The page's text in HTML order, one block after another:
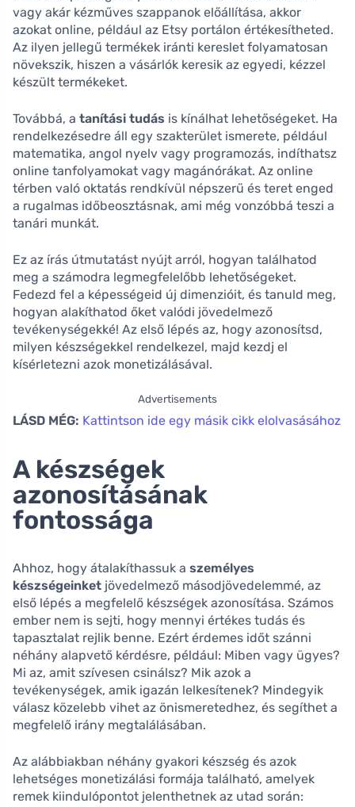
vagy akár kézműves szappanok előállítása, akkor
azokat online, például az Etsy portálon értékesítheted.
Az ilyen jellegű termékek iránti kereslet folyamatosan
növekszik, hiszen a vásárlók keresik az egyedi, kézzel
készült termékeket.
Továbbá, a tanítási tudás is kínálhat lehetőségeket. Ha
rendelkezésedre áll egy szakterület ismerete, például
matematika, angol nyelv vagy programozás, indíthatsz
online tanfolyamokat vagy magánórákat. Az online
térben való oktatás rendkívül népszerű és teret enged
a rugalmas időbeosztásnak, ami még vonzóbbá teszi a
tanári munkát.
Ez az írás útmutatást nyújt arról, hogyan találhatod
meg a számodra legmegfelelőbb lehetőségeket.
Fedezd fel a képességeid új dimenzióit, és tanuld meg,
hogyan alakíthatod őket valódi jövedelmező
tevékenységekké! Az első lépés az, hogy azonosítsd,
milyen készségekkel rendelkezel, majd kezdj el
kísérletezni azok monetizálásával.
Advertisements
LÁSD MÉG: Kattintson ide egy másik cikk elolvasásához
A készségek
azonosításának
fontossága
Ahhoz, hogy átalakíthassuk a személyes
készségeinket jövedelmező másodjövedelemmé, az
első lépés a megfelelő készségek azonosítása. Számos
ember nem is sejti, hogy mennyi értékes tudás és
tapasztalat rejlik benne. Ezért érdemes időt szánni
néhány alapvető kérdésre, például: Miben vagy ügyes?
Mi az, amit szívesen csinálsz? Mik azok a
tevékenységek, amik igazán lelkesítenek? Mindegyik
válasz közelebb vihet az önismeretedhez, és segíthet a
megfelelő irány megtalálásában.
Az alábbiakban néhány gyakori készség és azok
lehetséges monetizálási formája található, amelyek
remek kiindulópontot jelenthetnek az utad során: